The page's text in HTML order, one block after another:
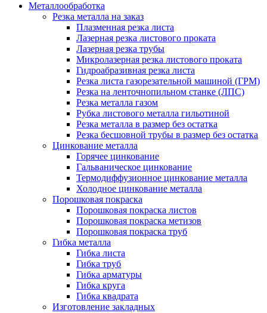
Металлообработка
Резка металла на заказ
Плазменная резка листа
Лазерная резка листового проката
Лазерная резка трубы
Микролазерная резка листового проката
Гидроабразивная резка листа
Резка листа газорезательной машиной (ГРМ)
Резка на ленточнопильном станке (ЛПС)
Резка металла газом
Рубка листового металла гильотиной
Резка металла в размер без остатка
Резка бесшовной трубы в размер без остатка
Цинкование металла
Горячее цинкование
Гальваническое цинкование
Термодиффузионное цинкование металла
Холодное цинкование металла
Порошковая покраска
Порошковая покраска листов
Порошковая покраска метизов
Порошковая покраска труб
Гибка металла
Гибка листа
Гибка труб
Гибка арматуры
Гибка круга
Гибка квадрата
Изготовление закладных